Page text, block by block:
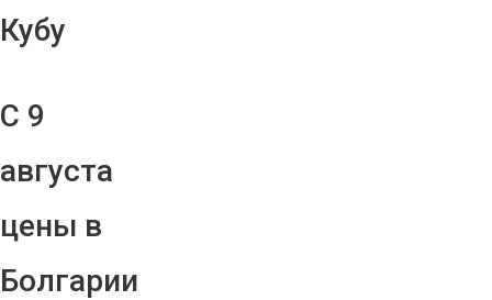
Кубу
С 9
августа
цены в
Болгарии